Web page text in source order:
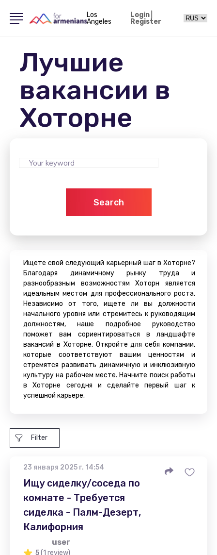
Los
Angeles
Login|
Register
Лучшие
вакансии в
Хоторне
Search
Ищете свой следующий карьерный шаг в Хоторне?
Благодаря динамичному рынку труда и
разнообразным возможностям Хоторн является
идеальным местом для профессионального роста.
Независимо от того, ищете ли вы должности
начального уровня или стремитесь к руководящим
должностям, наше подробное руководство
поможет вам сориентироваться в ландшафте
вакансий в Хоторне. Откройте для себя компании,
которые соответствуют вашим ценностям и
стремятся развивать динамичную и инклюзивную
культуру на рабочем месте. Начните поиск работы
в Хоторне сегодня и сделайте первый шаг к
успешной карьере.
Filter
23 января 2025 г. 14:54
Ищу сиделку/соседа по
комнате - Требуется
сиделка - Палм-Дезерт,
Калифорния
user
5(1 review)